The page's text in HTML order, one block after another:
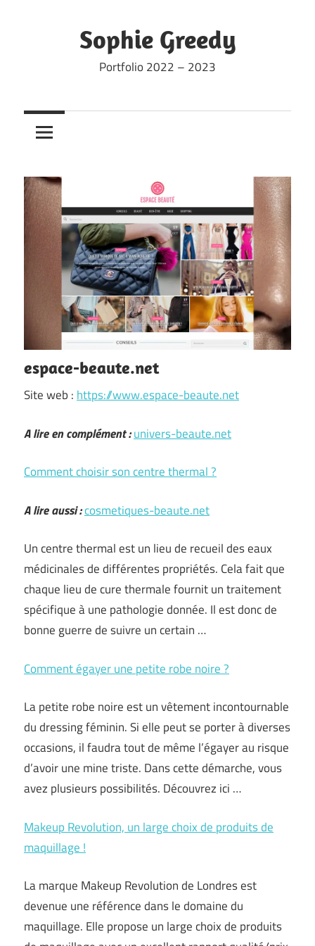
Sophie Greedy
Portfolio 2022 – 2023
espace-beaute.net
Site web : https://www.espace-beaute.net
A lire en complément :univers-beaute.net
Comment choisir son centre thermal ?
A lire aussi :cosmetiques-beaute.net
Un centre thermal est un lieu de recueil des eaux
médicinales de différentes propriétés. Cela fait que
chaque lieu de cure thermale fournit un traitement
spécifique à une pathologie donnée. Il est donc de
bonne guerre de suivre un certain …
Comment égayer une petite robe noire ?
La petite robe noire est un vêtement incontournable
du dressing féminin. Si elle peut se porter à diverses
occasions, il faudra tout de même l’égayer au risque
d’avoir une mine triste. Dans cette démarche, vous
avez plusieurs possibilités. Découvrez ici …
Makeup Revolution, un large choix de produits de
maquillage !
La marque Makeup Revolution de Londres est
devenue une référence dans le domaine du
maquillage. Elle propose un large choix de produits